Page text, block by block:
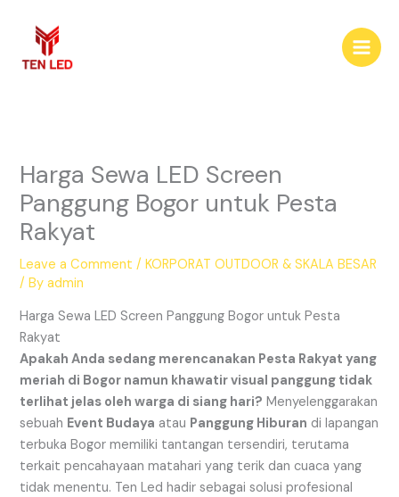
content
Harga Sewa LED Screen
Panggung Bogor untuk Pesta
Rakyat
Leave a Comment /KORPORAT OUTDOOR & SKALA BESAR
/ Byadmin
Harga Sewa LED Screen Panggung Bogor untuk Pesta
Rakyat
Apakah Anda sedang merencanakan Pesta Rakyat yang
meriah di Bogor namun khawatir visual panggung tidak
terlihat jelas oleh warga di siang hari? Menyelenggarakan
sebuah Event Budaya atau Panggung Hiburan di lapangan
terbuka Bogor memiliki tantangan tersendiri, terutama
terkait pencahayaan matahari yang terik dan cuaca yang
tidak menentu. Ten Led hadir sebagai solusi profesional